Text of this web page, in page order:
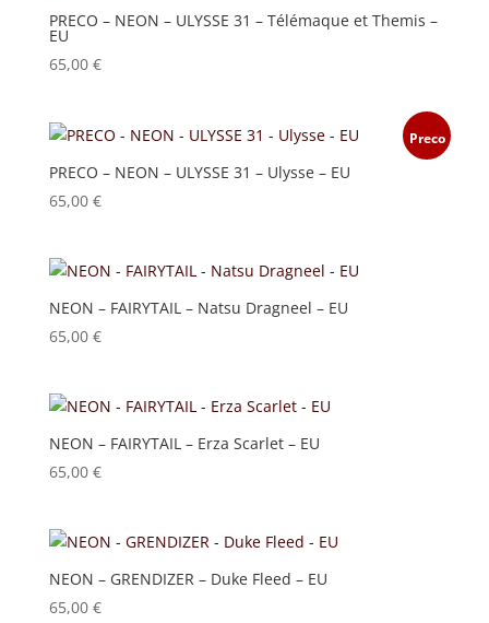
PRECO – NEON – ULYSSE 31 – Télémaque et Themis –
EU
65,00 €
Preco
PRECO – NEON – ULYSSE 31 – Ulysse – EU
65,00 €
NEON – FAIRYTAIL – Natsu Dragneel – EU
65,00 €
NEON – FAIRYTAIL – Erza Scarlet – EU
65,00 €
NEON – GRENDIZER – Duke Fleed – EU
65,00 €